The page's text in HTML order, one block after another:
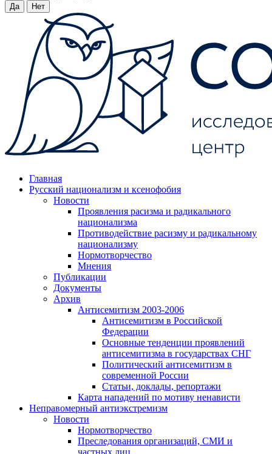
Да Нет
Главная
Русский национализм и ксенофобия
Новости
Проявления расизма и радикального
национализма
Противодействие расизму и радикальному
национализму
Нормотворчество
Мнения
Публикации
Документы
Архив
Антисемитизм 2003-2006
Антисемитизм в Российской
Федерации
Основные тенденции проявлений
антисемитизма в государствах СНГ
Политический антисемитизм в
современной России
Статьи, доклады, репортажи
Карта нападений по мотиву ненависти
Неправомерный антиэкстремизм
Новости
Нормотворчество
Преследования организаций, СМИ и